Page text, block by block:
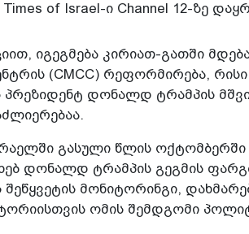
of Israel-ი Channel 12-ზე
იგეგმება კირიათ-გათში
(CMCC) რეფორმირება,
პრეზიდენტ დონალდ ტრამპის
გასული წლის ოქტომბერში
დონალდ ტრამპის გეგმის
შეწყვეტის მონიტორინგი,
ომის შემდგომი